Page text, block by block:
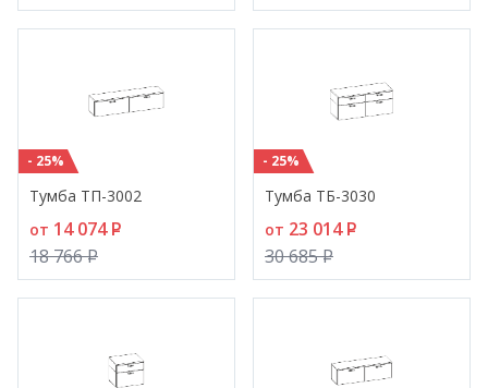
- 25%
Тумба ТП-3002
от 14 074P
18 766P
- 25%
Тумба ТБ-3030
от 23 014P
30 685P